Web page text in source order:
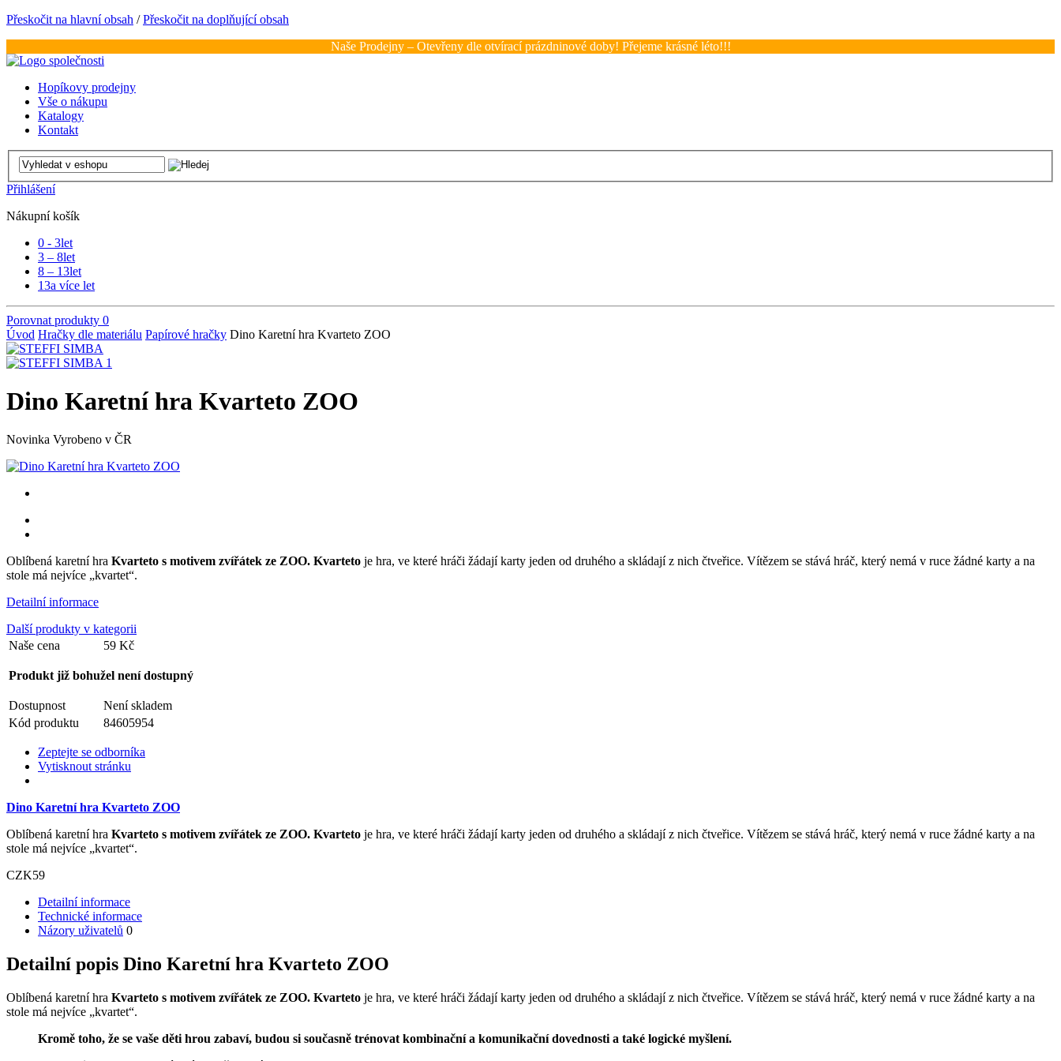
Přeskočit na hlavní obsah /Přeskočit na doplňující obsah
Naše Prodejny – Otevřeny dle otvírací prázdninové doby! Přejeme krásné léto!!!
Hopíkovy prodejny
Vše o nákupu
Katalogy
Kontakt
Přihlášení
Nákupní košík
0 - 3let
3 – 8let
8 – 13let
13a více let
Porovnat produkty 0
Úvod Hračky dle materiálu Papírové hračky Dino Karetní hra Kvarteto ZOO
Dino Karetní hra Kvarteto ZOO
Novinka Vyrobeno v ČR
Oblíbená karetní hra Kvarteto s motivem zvířátek ze ZOO. Kvarteto je hra, ve které hráči žádají karty jeden od druhého a skládají z nich čtveřice. Vítězem se stává hráč, který nemá v ruce žádné karty a na
stole má nejvíce „kvartet“.
Detailní informace
Další produkty v kategorii
Naše cena
59 Kč
Produkt již bohužel není dostupný
Dostupnost
Není skladem
Kód produktu
84605954
Zeptejte se odborníka
Vytisknout stránku
Dino Karetní hra Kvarteto ZOO
Oblíbená karetní hra Kvarteto s motivem zvířátek ze ZOO. Kvarteto je hra, ve které hráči žádají karty jeden od druhého a skládají z nich čtveřice. Vítězem se stává hráč, který nemá v ruce žádné karty a na
stole má nejvíce „kvartet“.
CZK59
Detailní informace
Technické informace
Názory uživatelů 0
Detailní popis Dino Karetní hra Kvarteto ZOO
Oblíbená karetní hra Kvarteto s motivem zvířátek ze ZOO. Kvarteto je hra, ve které hráči žádají karty jeden od druhého a skládají z nich čtveřice. Vítězem se stává hráč, který nemá v ruce žádné karty a na
stole má nejvíce „kvartet“.
Kromě toho, že se vaše děti hrou zabaví, budou si současně trénovat kombinační a komunikační dovednosti a také logické myšlení.